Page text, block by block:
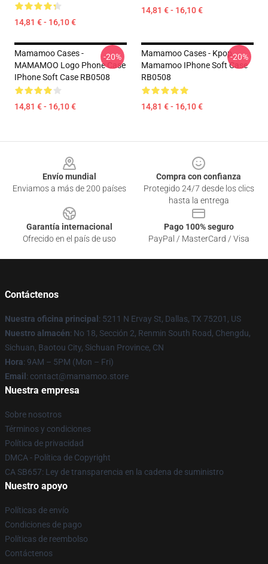
14,81 € - 16,10 €
14,81 € - 16,10 €
Mamamoo Cases -
MAMAMOO Logo Phone Case
IPhone Soft Case RB0508
14,81 € - 16,10 €
-20%
Mamamoo Cases - Kpop
Mamamoo IPhone Soft Case
RB0508
14,81 € - 16,10 €
-20%
Envío mundial
Enviamos a más de 200 países
Compra con confianza
Protegido 24/7 desde los clics
hasta la entrega
Garantía internacional
Ofrecido en el país de uso
Pago 100% seguro
PayPal / MasterCard / Visa
Contáctenos
Nuestra oficina principal : 5211 N Ervay St, Dallas, TX 75201, US
Nuestro almacén: No 18, Sección 2, Renmin South Road, Chengdu,
Sichuan, Baotou City, Sichuan Province, CN
Hora: 9AM – 5PM (Mon – Fri)
Email : contact@mamamoo.store
Nuestra empresa
Sobre nosotros
Términos y condiciones
Política de privacidad
DMCA - Política de Copyright
CA SB657: Ley de transparencia en la cadena de suministro
Nuestro apoyo
Políticas de envío
Condiciones de pago
Políticas de reembolso
Contáctenos